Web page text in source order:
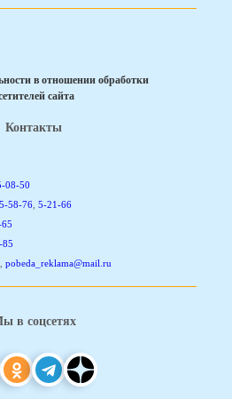
в отношении обработки
сайта
Контакты
08-50
58-76 5-21-66
85
pobeda_reklama@mail.ru
в соцсетях